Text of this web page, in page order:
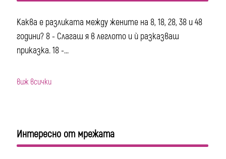
Каква е разликата между жените на 8, 18, 28, 38 и 48
години? 8 - Слагаш я в леглото и ѝ разказваш
приказка. 18 -...
виж всички
Интересно от мрежата